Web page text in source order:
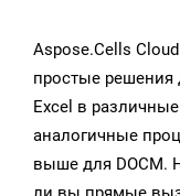
Aspose.Cells
простые решения
Excel в
аналогичные
выше для DOCM.